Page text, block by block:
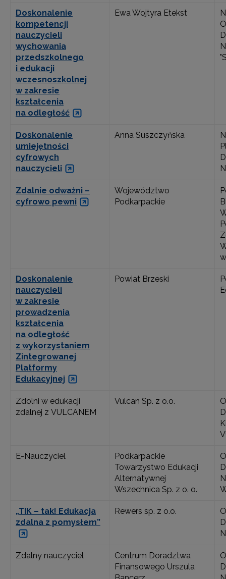
Doskonalenie
kompetencji
nauczycieli
wychowania
przedszkolnego
i edukacji
wczesnoszkolnej
w zakresie
kształcenia
na odległość
Ewa Wojtyra Etekst
Doskonalenie
umiejętności
cyfrowych
nauczycieli
Anna Suszczyńska
Zdalnie odważni –
cyfrowo pewni
Województwo
Podkarpackie
Doskonalenie
nauczycieli
w zakresie
prowadzenia
kształcenia
na odległość
z wykorzystaniem
Zintegrowanej
Platformy
Edukacyjnej
Powiat Brzeski
Zdolni w edukacji
zdalnej z VULCANEM
Vulcan Sp. z o.o.
E-Nauczyciel
Podkarpackie
Towarzystwo Edukacji
Alternatywnej
Wszechnica Sp. z o. o.
„TIK – tak! Edukacja
zdalna z pomysłem”
Rewers sp. z o.o.
Zdalny nauczyciel
Centrum Doradztwa
Finansowego Urszula